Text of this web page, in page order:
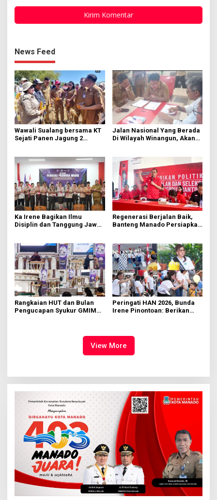
News Feed
Wawali Sualang bersama KT
Sejati Panen Jagung 2
Jalan Nasional Yang Berada
Di Wilayah Winangun, Akan
Ka Irene Bagikan Ilmu
Disiplin dan Tanggung Jawab
Regenerasi Berjalan Baik,
Banteng Manado Persiapkan
Rangkaian HUT dan Bulan
Pengucapan Syukur GMIM
Peringati HAN 2026, Bunda
Irene Pinontoan: Berikan
View More